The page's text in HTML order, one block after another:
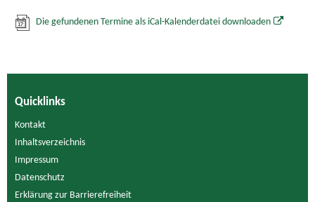
Die gefundenen Termine als iCal-Kalenderdatei downloaden
Quicklinks
Kontakt
Inhaltsverzeichnis
Impressum
Datenschutz
Erklärung zur Barrierefreiheit